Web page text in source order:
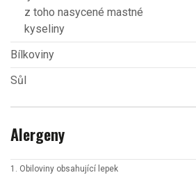
z toho nasycené mastné
kyseliny
Bílkoviny
Sůl
Alergeny
1. Obiloviny obsahující lepek